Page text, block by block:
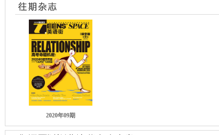
2020年09期